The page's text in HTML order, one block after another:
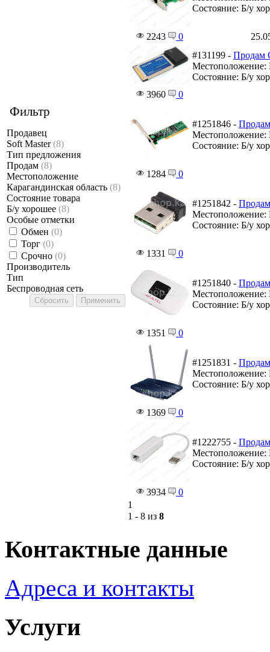
Фильтр
Продавец
Soft Master(8)
Тип предложения
Продам (8)
Местоположение
Карагандинская область (8)
Состояние товара
Б/у хорошее (8)
Особые отметки
Обмен (0)
Торг (0)
Срочно (0)
Производитель
Тип
Беспроводная сеть
Состояние: Б/у
2243 0
#131199 - Продам
Местоположение:
Состояние: Б/у
3960
0
#1251846 -
Местоположение:
Состояние: Б/у
1284 0
#1251842 -
Местоположение:
Состояние: Б/у
1331 0
#1251840 -
Местоположение:
Состояние: Б/у
1351 0
#1251831 -
Местоположение:
Состояние: Б/у
1369 0
#1222755 -
Местоположение:
Состояние: Б/у
3934
0
1
1 - 8 из 8
Контактные данные
Адреса и контакты
Услуги